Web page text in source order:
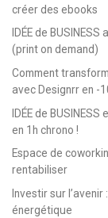
créer des ebooks
IDÉE de
(print on demand)
Comment
avec Designrr en -
IDÉE de
en 1h chrono !
Espace de
rentabiliser
Investir sur
énergétique